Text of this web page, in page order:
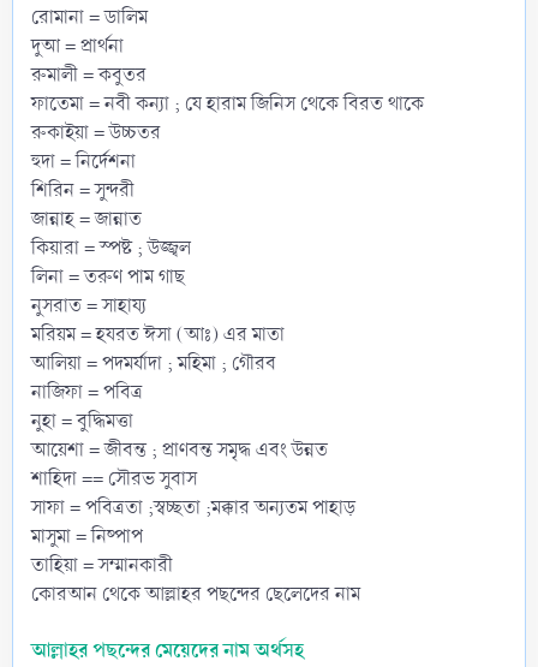
রোমানা = ডালিম
দুআ = প্রার্থনা
রুমালী = কবুতর
ফাতেমা = নবী কন্যা ; যে হারাম জিনিস থেকে বিরত থাকে
রুকাইয়া = উচ্চতর
হুদা = নির্দেশনা
শিরিন = সুন্দরী
জান্নাহ = জান্নাত
কিয়ারা = স্পষ্ট ; উজ্জ্বল
লিনা = তরুণ পাম গাছ
নুসরাত = সাহায্য
মরিয়ম = হযরত ঈসা (আঃ) এর মাতা
আলিয়া = পদমর্যাদা ; মহিমা ; গৌরব
নাজিফা = পবিত্র
নুহা = বুদ্ধিমত্তা
আয়েশা = জীবন্ত ; প্রাণবন্ত সমৃদ্ধ এবং উন্নত
শাহিদা == সৌরভ সুবাস
সাফা = পবিত্রতা ;স্বচ্ছতা ;মক্কার অন্যতম পাহাড়
মাসুমা = নিষ্পাপ
তাহিয়া = সম্মানকারী
কোরআন থেকে আল্লাহর পছন্দের ছেলেদের নাম
আল্লাহর পছন্দের মেয়েদের নাম অর্থসহ